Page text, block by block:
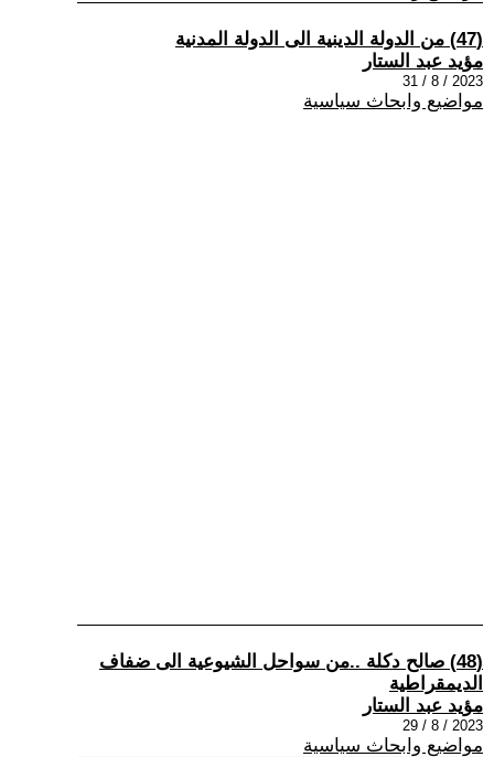
(47) من الدولة الدينية الى الدولة المدنية
مؤيد عبد الستار
2023 / 8 / 31
مواضيع وابحاث سياسية
(48) صالح دكلة ..من سواحل الشيوعية الى ضفاف
الديمقراطية
مؤيد عبد الستار
2023 / 8 / 29
مواضيع وابحاث سياسية